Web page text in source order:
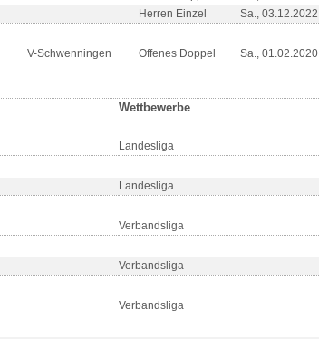
Herren Einzel Sa., 03.12.2022
V-Schwenningen Offenes Doppel Sa., 01.02.2020
Wettbewerbe
Landesliga
Landesliga
Verbandsliga
Verbandsliga
Verbandsliga